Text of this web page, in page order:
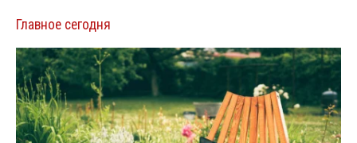
Главное сегодня